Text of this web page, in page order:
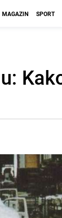
MAGAZIN SPORT